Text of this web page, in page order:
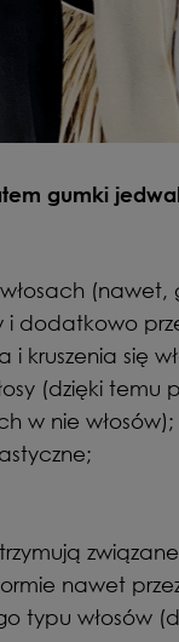
gumki
(nawet,
i dodatkowo
kruszenia się
(dzięki
w nie włosów);
nawet
typu włosów